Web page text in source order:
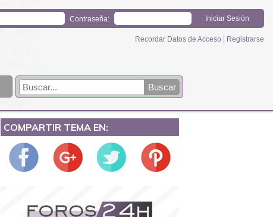
Contraseña:
Recordar Datos de Acceso Registrarse
COMPARTIR TEMA EN: